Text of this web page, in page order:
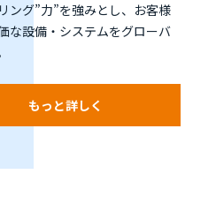
ング”力”を強みとし、お客様
な設備・システムをグローバ
もっと詳しく